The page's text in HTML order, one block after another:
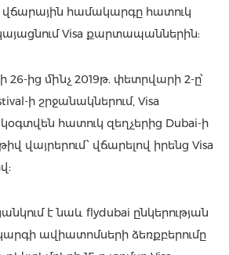
վճարային համակարգը հատուկ
Visa քարտապաններին:
26-ից մինչ 2019թ. փետրվարի 2-ը՝
ի շրջանակներում, Visa
հատուկ զեղչերից Dubai-ի
վայրերում՝ վճարելով իրենց Visa
է նաև flydubai ընկերության
ավիատոմսերի ձեռքբերումը